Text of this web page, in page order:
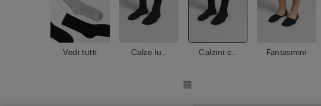
Vedi tutti
Calze lun
Calzini co
Fantasmini